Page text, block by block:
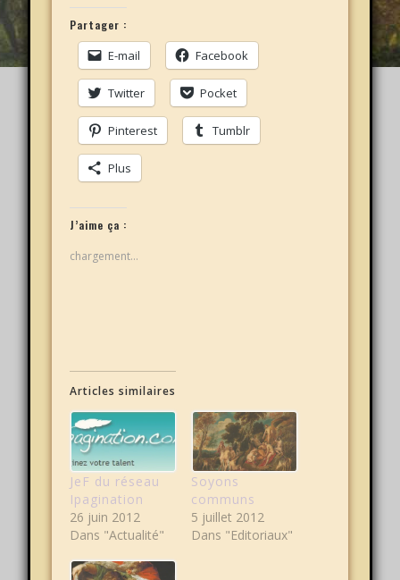
Partager :
E-mail Facebook
Twitter Pocket
Pinterest Tumblr
Plus
J’aime ça :
chargement…
Articles similaires
JeF du réseau
Ipagination
26 juin 2012
Dans "Actualité"
Soyons
communs
5 juillet 2012
Dans "Editoriaux"